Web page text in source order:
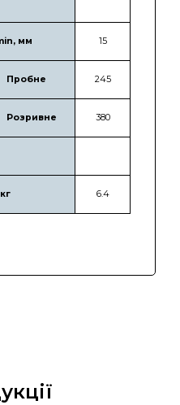
мм 15
Пробне 245
Розривне 380
6.4